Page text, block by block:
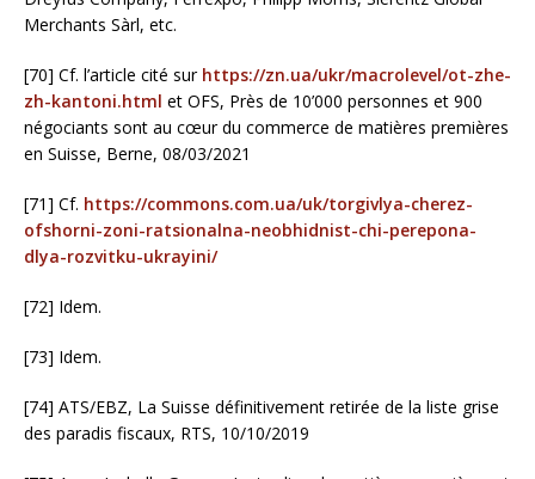
Merchants Sàrl, etc.
[70] Cf. l’article cité sur https://zn.ua/ukr/macrolevel/ot-zhe-
zh-kantoni.html et OFS, Près de 10’000 personnes et 900
négociants sont au cœur du commerce de matières premières
en Suisse, Berne, 08/03/2021
[71] Cf. https://commons.com.ua/uk/torgivlya-cherez-
ofshorni-zoni-ratsionalna-neobhidnist-chi-perepona-
dlya-rozvitku-ukrayini/
[72] Idem.
[73] Idem.
[74] ATS/EBZ, La Suisse définitivement retirée de la liste grise
des paradis fiscaux, RTS, 10/10/2019